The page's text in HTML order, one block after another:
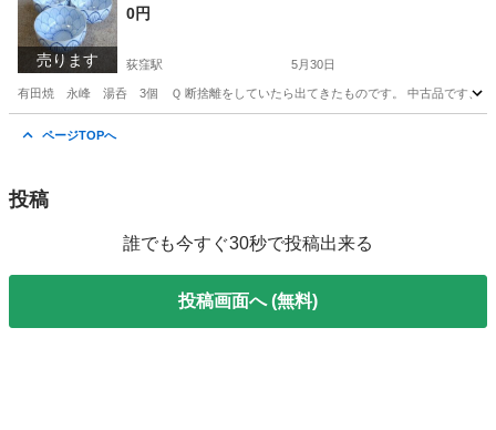
売ります
0円
荻窪駅 5月30日
有田焼 永峰 湯呑 3個 Ｑ 断捨離をしていたら出てきたものです。 中古品です
ページTOPへ
投稿
誰でも今すぐ30秒で投稿出来る
投稿画面へ (無料)